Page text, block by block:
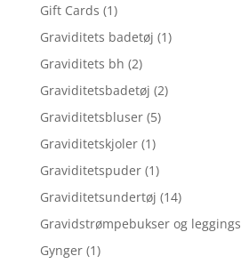
Gift Cards (1)
Graviditets badetøj (1)
Graviditets bh (2)
Graviditetsbadetøj (2)
Graviditetsbluser (5)
Graviditetskjoler (1)
Graviditetspuder (1)
Graviditetsundertøj (14)
Gravidstrømpebukser og leggings
Gynger (1)